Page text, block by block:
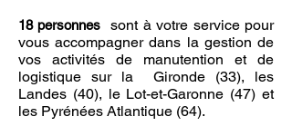
18 personnes
sont à votre service pour
vous accompagner dans la gestion de
vos activités de manutention et de
logistique sur la Gironde (33), les
Landes (40), le Lot-et-Garonne (47) et
les Pyrénées Atlantique (64).